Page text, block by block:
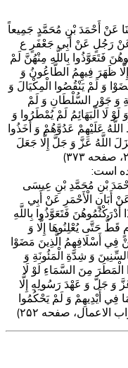
عَنْ أَحْمَدَ بْنِ مُحَمَّدٍ جَمِيعاً
رَجُلٍ عَنْ أَبِي جَعْفَرٍ ع
فَتَعَوَّذُوا بِاللَّهِ مِنْهُنَّ لَمْ
ظَهَرَ فِيهِمُ الطَّاعُونُ وَ
وَ لَمْ يَنْقُصُوا الْمِكْيَالَ وَ
شِدَّةِ الْمَئُونَةِ وَ جَوْرِ السُّلْطَانِ وَ لَمْ
لَوْ لَا الْبَهَائِمُ لَمْ يُمْطَرُوا وَ
عَلَيْهِمْ عَدُوَّهُمْ وَ أَخَذُوا
اللَّهُ عَزَّ وَ جَلَّ إِلَّا جَعَلَ
است:
بْنِ مُحَمَّدِ بْنِ عِيسَى
أَبَانٍ الْأَحْمَرِ عَنْ أَبِي
فَتَعَوَّذُوا بِاللَّهِ
حَتَّى يُعْلِنُوهَا إِلَّا وَ
فِي أَسْلَافِهِمُ الَّذِينَ مَضَوْا
وَ شِدَّةِ الْمَئُونَةِ وَ
الْمَطَرَ مِنَ السَّمَاءِ لَوْ لَا
وَ جَلَّ وَ عَهْدَ رَسُولِهِ إِلَّا
أَيْدِيهِمْ وَ لَمْ يَحْكُمُوا
الاعمال، صفحه ۲۵۲)